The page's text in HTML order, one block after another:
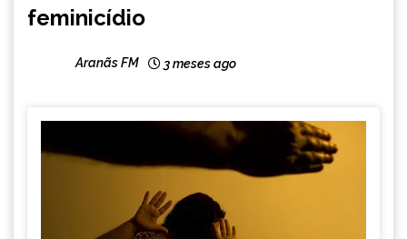
feminicídio
Aranãs FM 3 meses ago